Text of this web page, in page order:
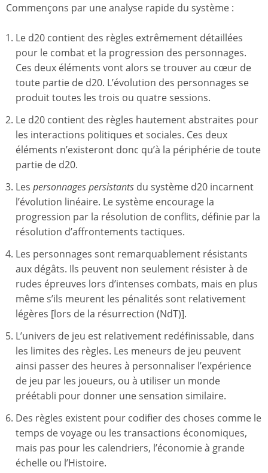
Commençons par une analyse rapide du système :
Le d20 contient des règles extrêmement détaillées
pour le combat et la progression des personnages.
Ces deux éléments vont alors se trouver au cœur de
toute partie de d20. L’évolution des personnages se
produit toutes les trois ou quatre sessions.
Le d20 contient des règles hautement abstraites pour
les interactions politiques et sociales. Ces deux
éléments n’existeront donc qu’à la périphérie de toute
partie de d20.
Les personnages persistants du système d20 incarnent
l’évolution linéaire. Le système encourage la
progression par la résolution de conflits, définie par la
résolution d’affrontements tactiques.
Les personnages sont remarquablement résistants
aux dégâts. Ils peuvent non seulement résister à de
rudes épreuves lors d’intenses combats, mais en plus
même s’ils meurent les pénalités sont relativement
légères [lors de la résurrection (NdT)].
L’univers de jeu est relativement redéfinissable, dans
les limites des règles. Les meneurs de jeu peuvent
ainsi passer des heures à personnaliser l’expérience
de jeu par les joueurs, ou à utiliser un monde
préétabli pour donner une sensation similaire.
Des règles existent pour codifier des choses comme le
temps de voyage ou les transactions économiques,
mais pas pour les calendriers, l’économie à grande
échelle ou l’Histoire.